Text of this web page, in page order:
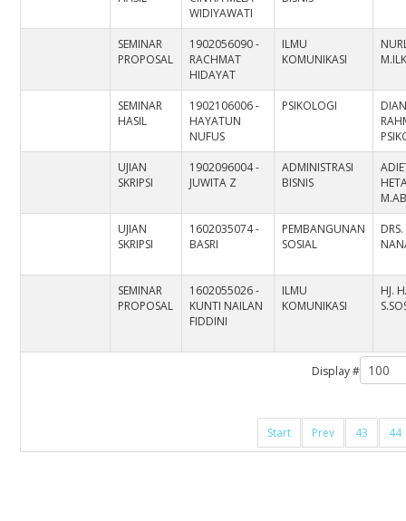
Display #
Start Prev 43 44
WIDIYAWATI
SEMINAR
PROPOSAL
1902056090 -
RACHMAT
HIDAYAT
ILMU
KOMUNIKASI
SEMINAR
HASIL
1902106006 -
HAYATUN
NUFUS
PSIKOLOGI
UJIAN
SKRIPSI
1902096004 -
JUWITA Z
ADMINISTRASI
BISNIS
UJIAN
SKRIPSI
1602035074 -
BASRI
PEMBANGUNAN
SOSIAL
SEMINAR
PROPOSAL
1602055026 -
KUNTI NAILAN
FIDDINI
ILMU
KOMUNIKASI
HJ.